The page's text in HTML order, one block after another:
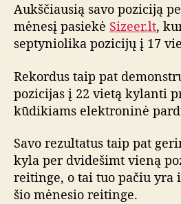
Aukščiausią savo poziciją
mėnesį pasiekė Sizeer.lt,
septyniolika pozicijų į 17
Rekordus taip pat
pozicijas į 22 vietą kylanti
kūdikiams elektroninė
Savo rezultatus taip pat
kyla per dvidešimt vieną
reitinge, o tai tuo pačiu yra
šio mėnesio reitinge.